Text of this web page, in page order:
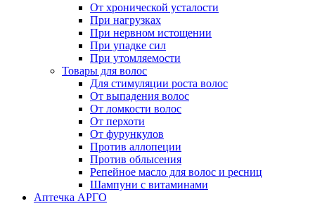
От хронической усталости
При нагрузках
При нервном истощении
При упадке сил
При утомляемости
Товары для волос
Для стимуляции роста волос
От выпадения волос
От ломкости волос
От перхоти
От фурункулов
Против аллопеции
Против облысения
Репейное масло для волос и ресниц
Шампуни с витаминами
Аптечка АРГО